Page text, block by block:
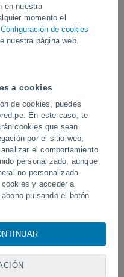
en nuestra
momento el
Configuración de cookies
nuestra página web.
a cookies
de cookies, puedes
En este caso, te
cookies que sean
por el sitio web,
el comportamiento
personalizado, aunque
no personalizada.
y acceder a
pulsando el botón
similares para
personales como su
IP y los
Un rayo impactó en un
fútbol en Narathiwat,